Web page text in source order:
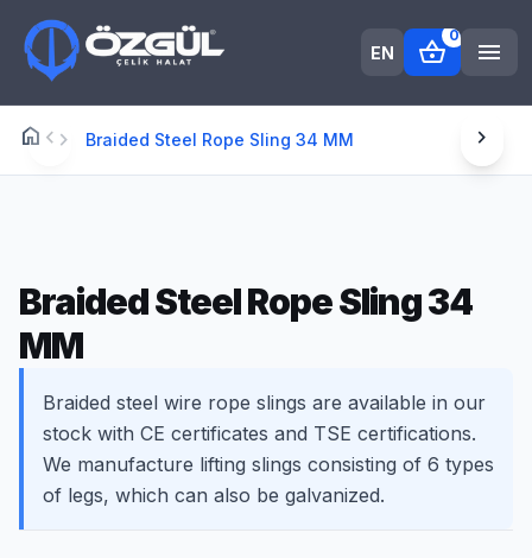
EN shopping_basket
0
menu
home Anasayfa
chevron_right Braided Steel Rope Sling 34 MM
chevron_left chevron_right
Braided Steel Rope Sling 34
MM
Braided steel wire rope slings are available in our
stock with CE certificates and TSE certifications.
We manufacture lifting slings consisting of 6 types
of legs, which can also be galvanized.